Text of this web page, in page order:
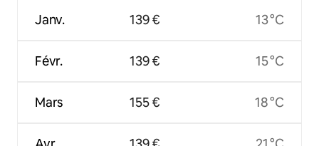
Janv.
Févr.
Mars
139 €
139 €
155 €
13 °C
15 °C
18 °C